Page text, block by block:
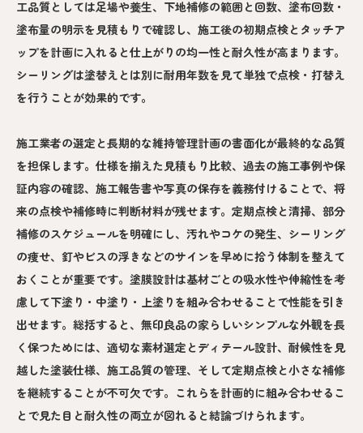
工品質としては足場や養生、下地補修の範囲と回数、塗布回数・
塗布量の明示を見積もりで確認し、施工後の初期点検とタッチア
ップを計画に入れると仕上がりの均一性と耐久性が高まります。
シーリングは塗替えとは別に耐用年数を見て単独で点検・打替え
を行うことが効果的です。
施工業者の選定と長期的な維持管理計画の書面化が最終的な品質
を担保します。仕様を揃えた見積もり比較、過去の施工事例や保
証内容の確認、施工報告書や写真の保存を義務付けることで、将
来の点検や補修時に判断材料が残せます。定期点検と清掃、部分
補修のスケジュールを明確にし、汚れやコケの発生、シーリング
の痩せ、釘やビスの浮きなどのサインを早めに拾う体制を整えて
おくことが重要です。塗膜設計は基材ごとの吸水性や伸縮性を考
慮して下塗り・中塗り・上塗りを組み合わせることで性能を引き
出せます。総括すると、無印良品の家らしいシンプルな外観を長
く保つためには、適切な素材選定とディテール設計、耐候性を見
越した塗装仕様、施工品質の管理、そして定期点検と小さな補修
を継続することが不可欠です。これらを計画的に組み合わせるこ
とで見た目と耐久性の両立が図れると結論づけられます。